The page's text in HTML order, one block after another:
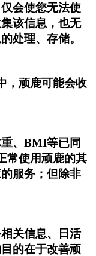
会使您无法使
该信息，也无
处理、存储。
，顽鹿可能会收
、BMI等已同
常使用顽鹿的其
服务；但除非
关信息、日活
的在于改善顽